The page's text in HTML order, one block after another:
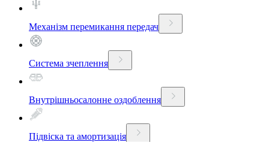
Механізм перемикання передач
Система зчеплення
Внутрішньосалонне оздоблення
Підвіска та амортизація